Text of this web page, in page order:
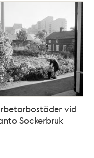
vid
Sockerbruk